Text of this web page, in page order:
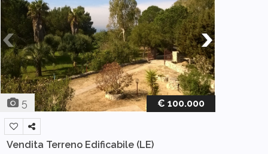
5 € 100.000
Vendita Terreno Edificabile (LE)